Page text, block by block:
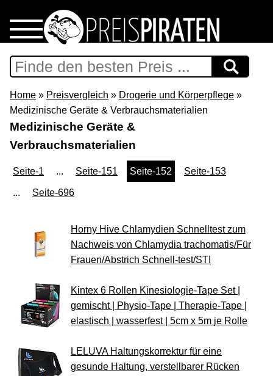
Home
Download
Preispiraten auf Facebook
Support & Newsletter
Presse
Datenschutz
Impressum
Home » Preisvergleich » Drogerie und Körperpflege »
Medizinische Geräte & Verbrauchsmaterialien
Medizinische Geräte &
Verbrauchsmaterialien
Seite-1 ... Seite-151 Seite-152 Seite-153
... Seite-696
Horny Hive Chlamydien Schnelltest zum
Nachweis von Chlamydia trachomatis/Für
Frauen/Abstrich Schnell-test/STI
Kintex 6 Rollen Kinesiologie-Tape Set |
gemischt | Physio-Tape | Therapie-Tape |
elastisch | wasserfest | 5cm x 5m je Rolle
LELUVA Haltungskorrektur für eine
gesunde Haltung, verstellbarer Rücken